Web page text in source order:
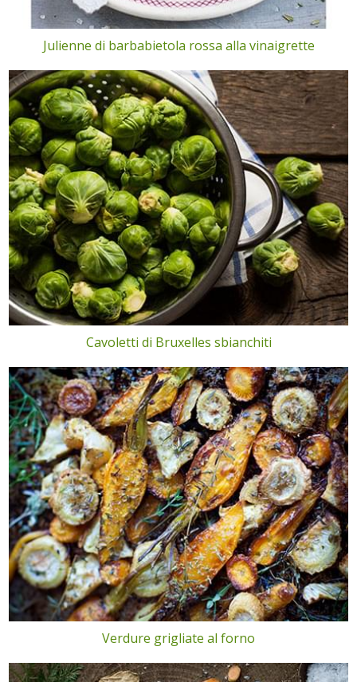
Julienne di barbabietola rossa alla vinaigrette
Cavoletti di Bruxelles sbianchiti
Verdure grigliate al forno